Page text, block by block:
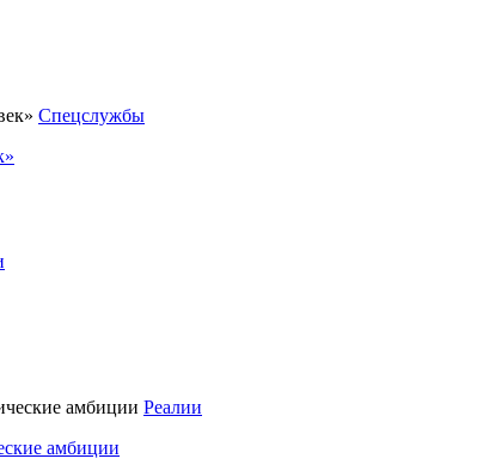
Спецслужбы
Реалии
амбиции